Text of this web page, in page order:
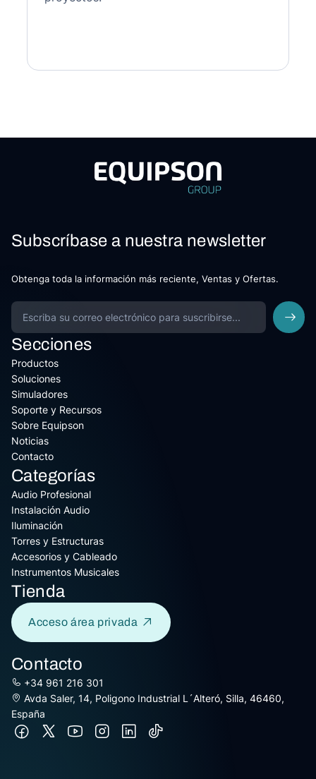
Subscríbase a nuestra newsletter
Obtenga toda la información más reciente, Ventas y Ofertas.
Secciones
Productos
Soluciones
Simuladores
Soporte y Recursos
Sobre Equipson
Noticias
Contacto
Categorías
Audio Profesional
Instalación Audio
Iluminación
Torres y Estructuras
Accesorios y Cableado
Instrumentos Musicales
Tienda
Acceso área privada
Contacto
+34 961 216 301
Avda Saler, 14, Poligono Industrial L´Alteró, Silla, 46460,
España